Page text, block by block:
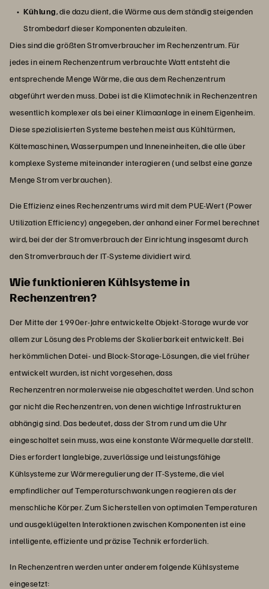
Kühlung, die dazu dient, die Wärme aus dem ständig steigenden
Strombedarf dieser Komponenten abzuleiten.
Dies sind die größten Stromverbraucher im Rechenzentrum. Für
jedes in einem Rechenzentrum verbrauchte Watt entsteht die
entsprechende Menge Wärme, die aus dem Rechenzentrum
abgeführt werden muss. Dabei ist die Klimatechnik in Rechenzentren
wesentlich komplexer als bei einer Klimaanlage in einem Eigenheim.
Diese spezialisierten Systeme bestehen meist aus Kühltürmen,
Kältemaschinen, Wasserpumpen und Inneneinheiten, die alle über
komplexe Systeme miteinander interagieren (und selbst eine ganze
Menge Strom verbrauchen).
Die Effizienz eines Rechenzentrums wird mit dem PUE-Wert (Power
Utilization Efficiency) angegeben, der anhand einer Formel berechnet
wird, bei der der Stromverbrauch der Einrichtung insgesamt durch
den Stromverbrauch der IT-Systeme dividiert wird.
Wie funktionieren Kühlsysteme in
Rechenzentren?
Der Mitte der 1990er-Jahre entwickelte Objekt-Storage wurde vor
allem zur Lösung des Problems der Skalierbarkeit entwickelt. Bei
herkömmlichen Datei- und Block-Storage-Lösungen, die viel früher
entwickelt wurden, ist nicht vorgesehen, dass
Rechenzentren normalerweise nie abgeschaltet werden. Und schon
gar nicht die Rechenzentren, von denen wichtige Infrastrukturen
abhängig sind. Das bedeutet, dass der Strom rund um die Uhr
eingeschaltet sein muss, was eine konstante Wärmequelle darstellt.
Dies erfordert langlebige, zuverlässige und leistungsfähige
Kühlsysteme zur Wärmeregulierung der IT-Systeme, die viel
empfindlicher auf Temperaturschwankungen reagieren als der
menschliche Körper. Zum Sicherstellen von optimalen Temperaturen
und ausgeklügelten Interaktionen zwischen Komponenten ist eine
intelligente, effiziente und präzise Technik erforderlich.
In Rechenzentren werden unter anderem folgende Kühlsysteme
eingesetzt: